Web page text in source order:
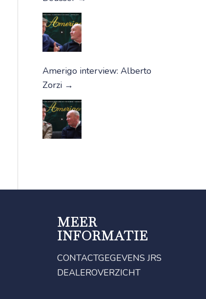
Amerigo interview: Alberto
Zorzi →
MEER
INFORMATIE
CONTACTGEGEVENS JRS
DEALEROVERZICHT